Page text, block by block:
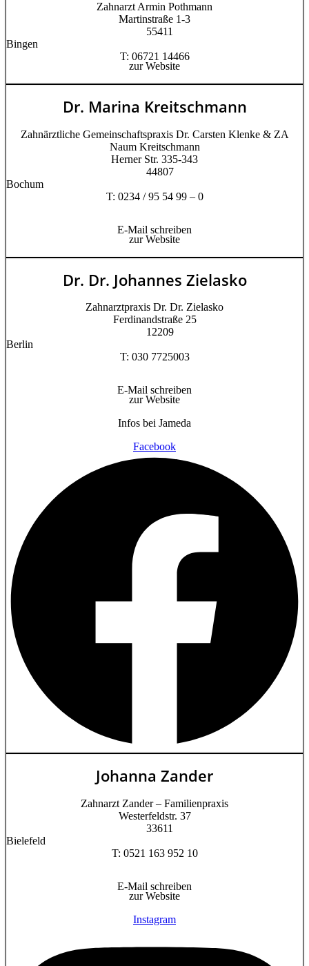
Zahnarzt Armin Pothmann
Martinstraße 1-3
55411
Bingen
T: 06721 14466
zur Website
Dr. Marina Kreitschmann
Zahnärztliche Gemeinschaftspraxis Dr. Carsten Klenke & ZA
Naum Kreitschmann
Herner Str. 335-343
44807
Bochum
T: 0234 / 95 54 99 – 0
E-Mail schreiben
zur Website
Dr. Dr. Johannes Zielasko
Zahnarztpraxis Dr. Dr. Zielasko
Ferdinandstraße 25
12209
Berlin
T: 030 7725003
E-Mail schreiben
zur Website
Infos bei Jameda
Facebook
Johanna Zander
Zahnarzt Zander – Familienpraxis
Westerfeldstr. 37
33611
Bielefeld
T: 0521 163 952 10
E-Mail schreiben
zur Website
Instagram